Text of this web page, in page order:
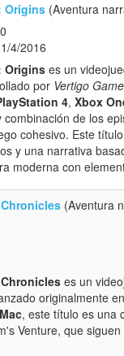
Origins (Aventura
1/4/2016
Origins es un
por Vertigo
4, Xbox
combinación de los
cohesivo. Este
y una narrativa
moderna con
(Aventura
es un
originalmente
Mac, este título es una
Venture, que